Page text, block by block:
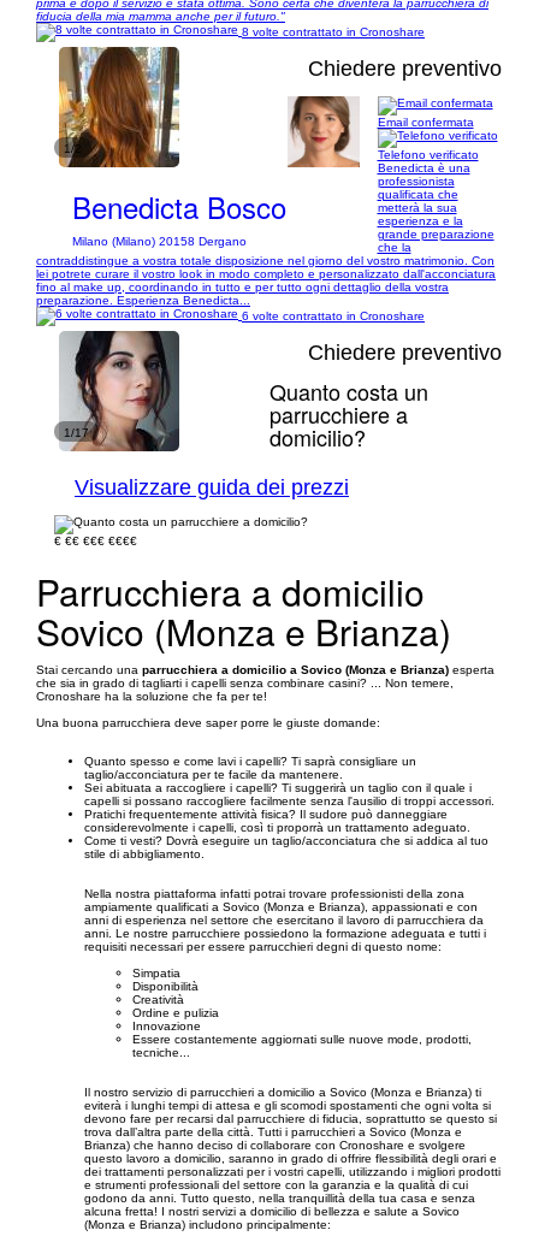
fiducia della mia mamma anche per il futuro."
8 volte contrattato in Cronoshare
1/2
Chiedere preventivo
Benedicta Bosco
Milano (Milano) 20158 Dergano
Email confermata
Telefono verificato
Benedicta è una
professionista
qualificata che
metterà la sua
esperienza e la
grande preparazione
che la
contraddistingue a vostra totale disposizione nel giorno del vostro matrimonio. Con
lei potrete curare il vostro look in modo completo e personalizzato dall'acconciatura
fino al make up, coordinando in tutto e per tutto ogni dettaglio della vostra
preparazione. Esperienza Benedicta...
6 volte contrattato in Cronoshare
1/17
Chiedere preventivo
Quanto costa un
parrucchiere a
domicilio?
Visualizzare guida dei prezzi
€ €€ €€€ €€€€
Parrucchiera a domicilio
Sovico (Monza e Brianza)
Stai cercando una parrucchiera a domicilio a Sovico (Monza e Brianza) esperta
che sia in grado di tagliarti i capelli senza combinare casini? ... Non temere,
Cronoshare ha la soluzione che fa per te!
Una buona parrucchiera deve saper porre le giuste domande:
Quanto spesso e come lavi i capelli? Ti saprà consigliare un
taglio/acconciatura per te facile da mantenere.
Sei abituata a raccogliere i capelli? Ti suggerirà un taglio con il quale i
capelli si possano raccogliere facilmente senza l'ausilio di troppi accessori.
Pratichi frequentemente attività fisica? Il sudore può danneggiare
considerevolmente i capelli, così ti proporrà un trattamento adeguato.
Come ti vesti? Dovrà eseguire un taglio/acconciatura che si addica al tuo
stile di abbigliamento.
Nella nostra piattaforma infatti potrai trovare professionisti della zona
ampiamente qualificati a Sovico (Monza e Brianza), appassionati e con
anni di esperienza nel settore che esercitano il lavoro di parrucchiera da
anni. Le nostre parrucchiere possiedono la formazione adeguata e tutti i
requisiti necessari per essere parrucchieri degni di questo nome:
Simpatia
Disponibilità
Creatività
Ordine e pulizia
Innovazione
Essere costantemente aggiornati sulle nuove mode, prodotti,
tecniche...
Il nostro servizio di parrucchieri a domicilio a Sovico (Monza e Brianza) ti
eviterà i lunghi tempi di attesa e gli scomodi spostamenti che ogni volta si
devono fare per recarsi dal parrucchiere di fiducia, soprattutto se questo si
trova dall’altra parte della città. Tutti i parrucchieri a Sovico (Monza e
Brianza) che hanno deciso di collaborare con Cronoshare e svolgere
questo lavoro a domicilio, saranno in grado di offrire flessibilità degli orari e
dei trattamenti personalizzati per i vostri capelli, utilizzando i migliori prodotti
e strumenti professionali del settore con la garanzia e la qualità di cui
godono da anni. Tutto questo, nella tranquillità della tua casa e senza
alcuna fretta! I nostri servizi a domicilio di bellezza e salute a Sovico
(Monza e Brianza) includono principalmente: